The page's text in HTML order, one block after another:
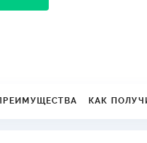
КАК